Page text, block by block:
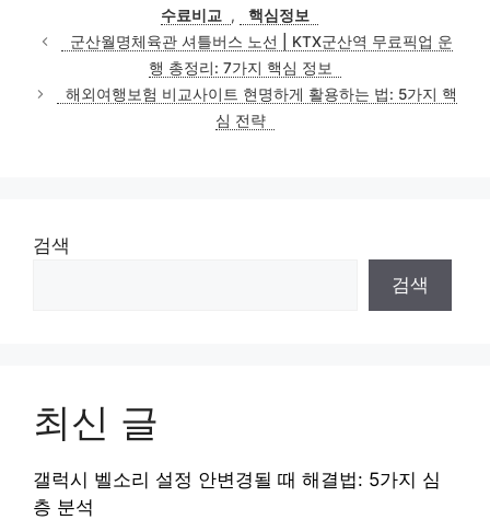
수료비교
,
핵심정보
군산월명체육관 셔틀버스 노선 | KTX군산역 무료픽업 운
행 총정리: 7가지 핵심 정보
해외여행보험 비교사이트 현명하게 활용하는 법: 5가지 핵
심 전략
검색
검색
최신 글
갤럭시 벨소리 설정 안변경될 때 해결법: 5가지 심
층 분석